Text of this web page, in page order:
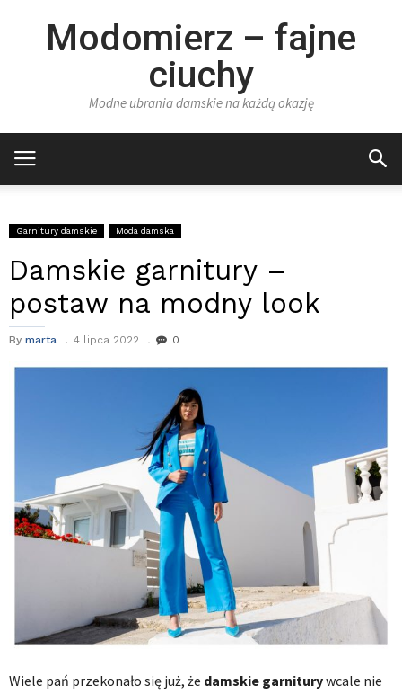
Modomierz – fajne
ciuchy
Modne ubrania damskie na każdą okazję
Garnitury damskie Moda damska
Damskie garnitury –
postaw na modny look
By marta 4 lipca 2022 0
Wiele pań przekonało się już, że damskie garniturywcale nie